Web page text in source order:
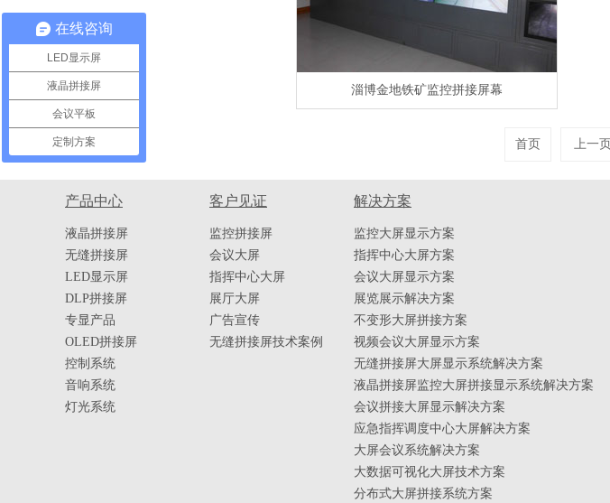
淄博金地铁矿监控拼接屏幕
首页 上一页
产品中心
液晶拼接屏
无缝拼接屏
LED显示屏
DLP拼接屏
专显产品
OLED拼接屏
控制系统
音响系统
灯光系统
客户见证
监控拼接屏
会议大屏
指挥中心大屏
展厅大屏
广告宣传
无缝拼接屏技术案例
解决方案
监控大屏显示方案
指挥中心大屏方案
会议大屏显示方案
展览展示解决方案
不变形大屏拼接方案
视频会议大屏显示方案
无缝拼接屏大屏显示系统解决方案
液晶拼接屏监控大屏拼接显示系统解决方案
会议拼接大屏显示解决方案
应急指挥调度中心大屏解决方案
大屏会议系统解决方案
大数据可视化大屏技术方案
分布式大屏拼接系统方案
在线咨询
LED显示屏
液晶拼接屏
会议平板
定制方案